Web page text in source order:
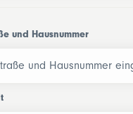
und Hausnummer